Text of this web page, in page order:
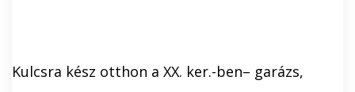
Kulcsra kész otthon a XX. ker.-ben– garázs,